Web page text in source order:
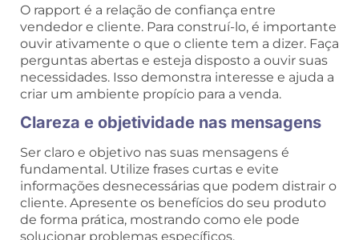
O rapport é a relação de confiança entre
vendedor e cliente. Para construí-lo, é importante
ouvir ativamente o que o cliente tem a dizer. Faça
perguntas abertas e esteja disposto a ouvir suas
necessidades. Isso demonstra interesse e ajuda a
criar um ambiente propício para a venda.
Clareza e objetividade nas mensagens
Ser claro e objetivo nas suas mensagens é
fundamental. Utilize frases curtas e evite
informações desnecessárias que podem distrair o
cliente. Apresente os benefícios do seu produto
de forma prática, mostrando como ele pode
solucionar problemas específicos.